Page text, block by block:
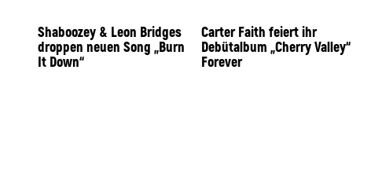
Shaboozey & Leon Bridges
droppen neuen Song „Burn
It Down“
Carter Faith feiert ihr
Debütalbum „Cherry Valley“
Forever